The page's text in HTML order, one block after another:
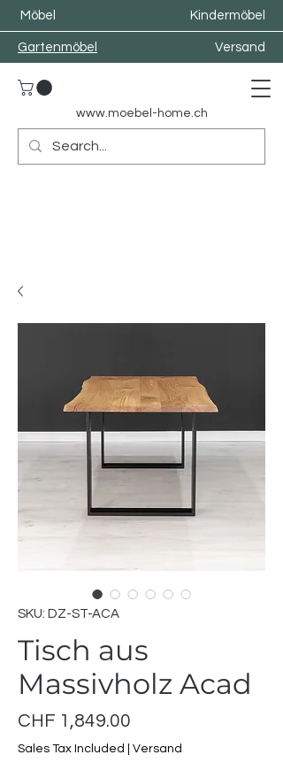
Möbel Kindermöbel
Gartenmöbel Versand
www.moebel-home. ch
SKU: DZ-ST-ACA
Tisch aus
Massivholz Acad
CHF 1,849.00
Sales Tax Included Versand